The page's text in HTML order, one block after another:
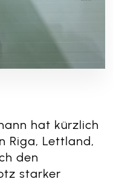
hat kürzlich
Riga, Lettland,
den
starker